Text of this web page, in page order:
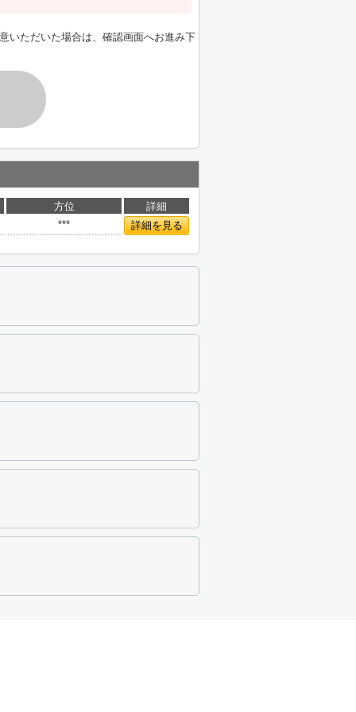
いただいた場合は、確認画面へお進み下
方位
詳細
***
詳細を見る